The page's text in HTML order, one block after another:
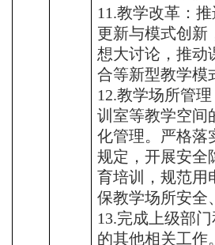
11.教学改革：
更新与模式创新
想大讨论，推动
合等新型教学模
12.教学场所管
训室等教学空间
化管理。严格落
规定，开展安全
育培训，规范用
保教学场所安全
13.完成上级部
的其他相关工作。